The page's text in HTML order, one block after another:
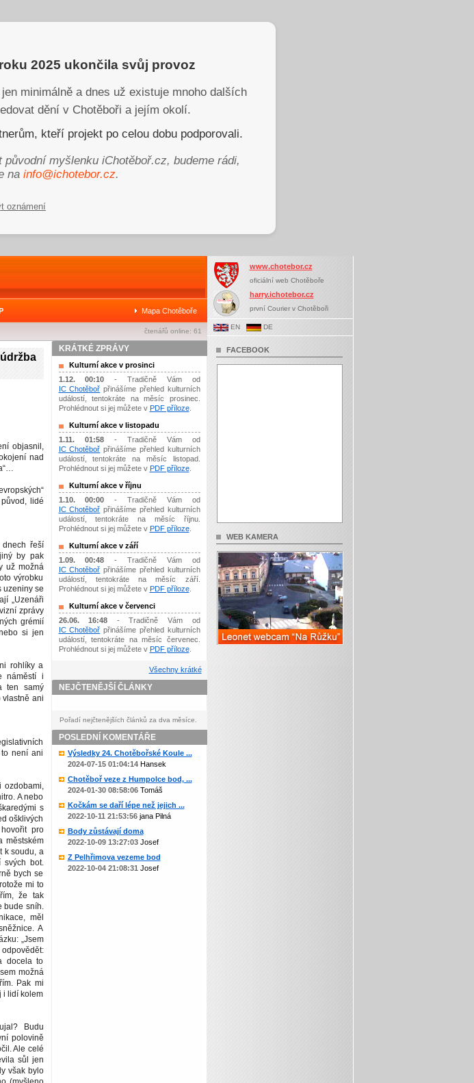
2025 ukončila svůj provoz
minimálně a dnes už existuje mnoho dalších
dění v Chotěboři a jejím okolí.
kteří projekt po celou dobu podporovali.
myšlenku iChotěboř.cz, budeme rádi,
na info@ichotebor.cz.
oznámení
Mapa Chotěboře
čtenářů online: 61
objasnil,
nad
původ, lidé
dnech řeší
by pak
už možná
výrobku
uzeniny se
„Uzenáři
zprávy
grémií
si jen
rohlíky a
náměstí i
ten samý
vlastně ani
není ani
ozdobami,
A nebo
s
ošklivých
pro
městském
k soudu, a
svých bot.
bych se
mi to
že tak
bude sníh.
měl
A
„Jsem
docela to
možná
Pak mi
i lidí kolem
Budu
polovině
Ale celé
sůl jen
však bylo
KRÁTKÉ ZPRÁVY
Kulturní akce v prosinci
1.12. 00:10 - Tradičně Vám od
IC Chotěboř přinášíme přehled kulturních
událostí, tentokráte na měsíc prosinec.
Prohlédnout si jej můžete v PDF příloze.
Kulturní akce v listopadu
1.11. 01:58- Tradičně Vám od
IC Chotěboř přinášíme přehled kulturních
událostí, tentokráte na měsíc listopad.
Prohlédnout si jej můžete v PDF příloze.
Kulturní akce v říjnu
1.10. 00:00 - Tradičně Vám od
IC Chotěboř přinášíme přehled kulturních
událostí, tentokráte na měsíc říjnu.
Prohlédnout si jej můžete v PDF příloze.
Kulturní akce v září
1.09. 00:48 - Tradičně Vám od
IC Chotěboř přinášíme přehled kulturních
událostí, tentokráte na měsíc září.
Prohlédnout si jej můžete v PDF příloze.
Kulturní akce v červenci
26.06. 16:48 - Tradičně Vám od
IC Chotěboř přinášíme přehled kulturních
událostí, tentokráte na měsíc červenec.
Prohlédnout si jej můžete v PDF příloze.
Všechny krátké
NEJČTENĚJŠÍ ČLÁNKY
Pořadí nejčtenějších článků za dva měsíce.
POSLEDNÍ KOMENTÁŘE
Výsledky 24. Chotěbořské Koule ...
2024-07-15 01:04:14Hansek
Chotěboř veze z Humpolce bod, ...
2024-01-30 08:58:06Tomáš
Kočkám se daří lépe než jejich ...
2022-10-11 21:53:56jana Pilná
Body zůstávají doma
2022-10-09 13:27:03Josef
Z Pelhřimova vezeme bod
2022-10-04 21:08:31 Josef
www.chotebor.cz
oficiální web Chotěboře
harry.ichotebor.cz
první Courier v Chotěboři
EN DE
FACEBOOK
WEB KAMERA